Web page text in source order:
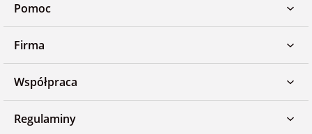
Pomoc
Firma
Współpraca
Regulaminy